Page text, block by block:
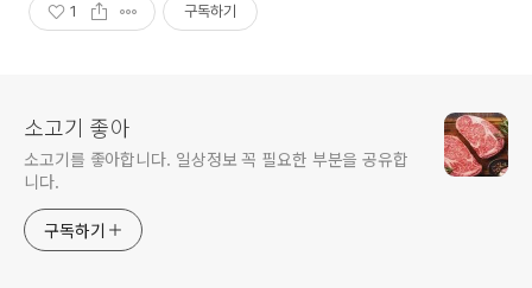
1 구독하기
소고기 좋아
소고기를 좋아합니다. 일상정보 꼭 필요한 부분을 공유합
니다.
구독하기